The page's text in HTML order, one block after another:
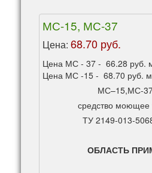
МС-15, МС-37
Цена: 68.70 руб.
Цена МС - 37 - 66.28 руб.
Цена МС -15 - 68.70 руб.
МС–15,МС-
средство моющее
ТУ 2149-013-
ОБЛАСТЬ